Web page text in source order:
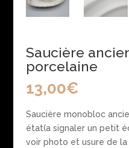
Saucière
porcelaine
13,00€
Saucière monobloc
état(a signaler un petit
voir photo et usure de la